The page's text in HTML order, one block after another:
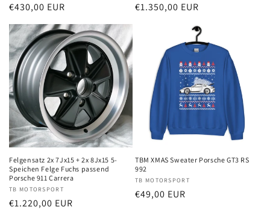
Normaler
€430,00 EUR
Normaler
€1.350,00 EUR
Felgensatz 2x 7Jx15 + 2x 8Jx15 5-
Speichen Felge Fuchs passend
Porsche 911 Carrera
Anbieter:
TB MOTORSPORT
Normaler
€1.220,00 EUR
TBM XMAS Sweater Porsche GT3 RS
992
Anbieter:
TB MOTORSPORT
Normaler
€49,00 EUR